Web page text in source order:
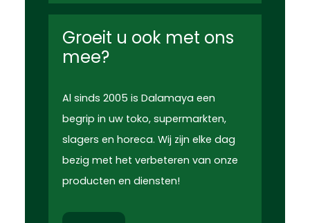
Groeit u ook met ons
mee?
Al sinds 2005 is Dalamaya een
begrip in uw toko, supermarkten,
slagers en horeca. Wij zijn elke dag
bezig met het verbeteren van onze
producten en diensten!